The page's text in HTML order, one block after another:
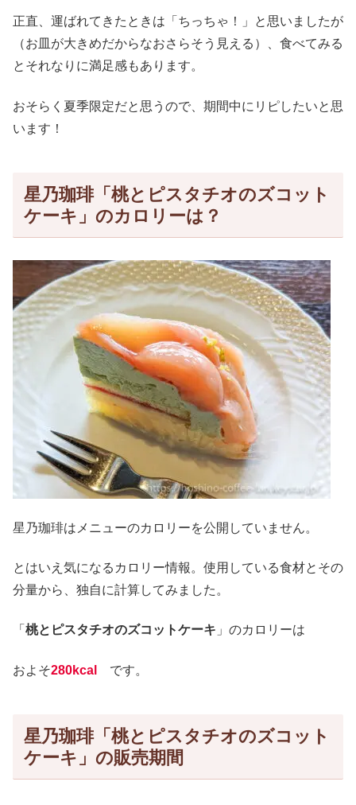
正直、運ばれてきたときは「ちっちゃ！」と思いましたが
（お皿が大きめだからなおさらそう見える）、食べてみる
とそれなりに満足感もあります。
おそらく夏季限定だと思うので、期間中にリピしたいと思
います！
星乃珈琲「桃とピスタチオのズコット
ケーキ」のカロリーは？
星乃珈琲はメニューのカロリーを公開していません。
とはいえ気になるカロリー情報。使用している食材とその
分量から、独自に計算してみました。
「 桃とピスタチオのズコットケーキ 」のカロリーは
およそ280kcal です。
星乃珈琲「桃とピスタチオのズコット
ケーキ」の販売期間